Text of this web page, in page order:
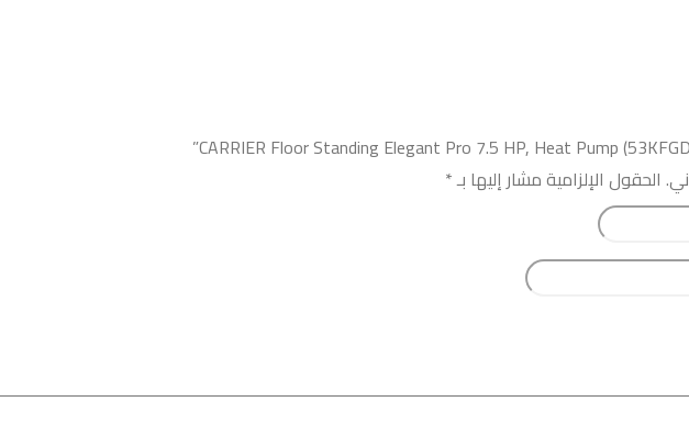
الحقول الإلزامية مشار إليها بـ*